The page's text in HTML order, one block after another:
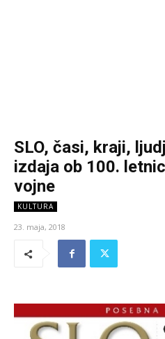
SLO, časi, kraji,
izdaja ob 100.
vojne
KULTURA
23. maja, 2018